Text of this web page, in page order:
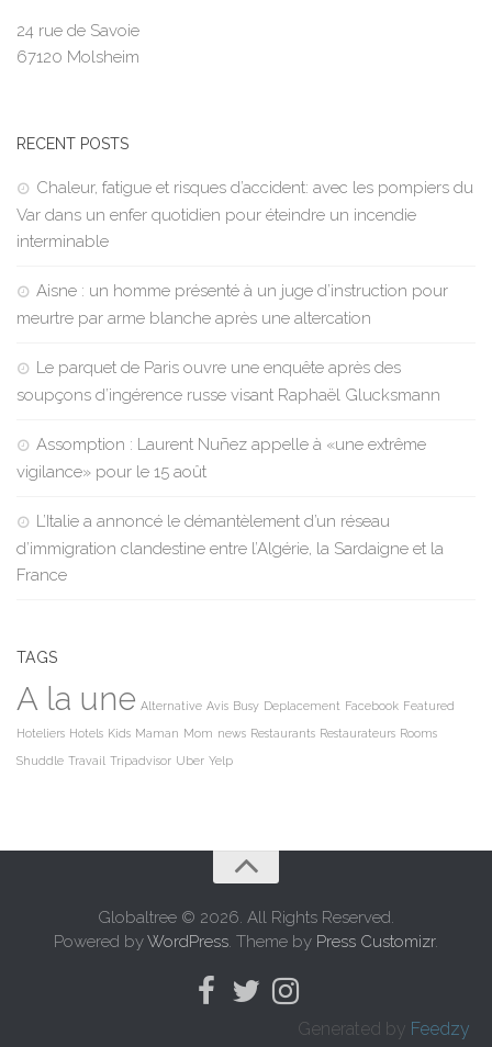
24 rue de Savoie
67120 Molsheim
RECENT POSTS
Chaleur, fatigue et risques d’accident: avec les pompiers du
Var dans un enfer quotidien pour éteindre un incendie
interminable
Aisne : un homme présenté à un juge d’instruction pour
meurtre par arme blanche après une altercation
Le parquet de Paris ouvre une enquête après des
soupçons d’ingérence russe visant Raphaël Glucksmann
Assomption : Laurent Nuñez appelle à «une extrême
vigilance» pour le 15 août
L’Italie a annoncé le démantèlement d’un réseau
d’immigration clandestine entre l’Algérie, la Sardaigne et la
France
TAGS
A la une Alternative Avis Busy Deplacement Facebook Featured
Hoteliers Hotels Kids Maman Mom news Restaurants Restaurateurs Rooms
Shuddle Travail Tripadvisor Uber Yelp
Globaltree © 2026. All Rights Reserved.
Powered byWordPress. Theme by Press Customizr.
Generated by Feedzy